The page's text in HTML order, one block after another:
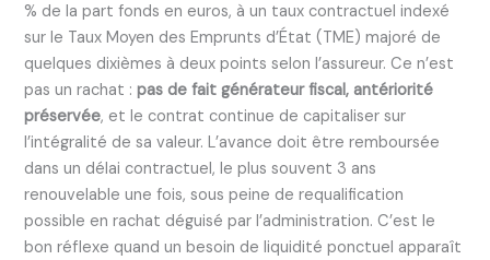
% de la part fonds en euros, à un taux contractuel indexé
sur le Taux Moyen des Emprunts d’État (TME) majoré de
quelques dixièmes à deux points selon l’assureur. Ce n’est
pas un rachat :pas de fait générateur fiscal, antériorité
préservée, et le contrat continue de capitaliser sur
l’intégralité de sa valeur. L’avance doit être remboursée
dans un délai contractuel, le plus souvent 3 ans
renouvelable une fois, sous peine de requalification
possible en rachat déguisé par l’administration. C’est le
bon réflexe quand un besoin de liquidité ponctuel apparaît